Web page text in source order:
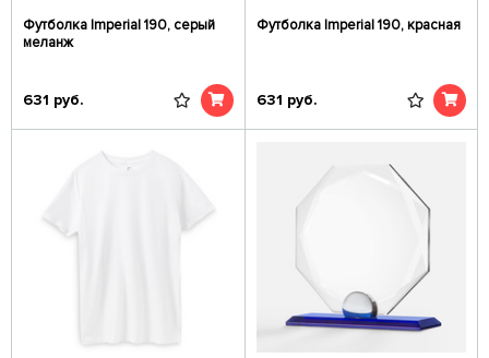
Футболка Imperial 190, серый
меланж
631 руб.
Футболка Imperial 190, красная
631 руб.